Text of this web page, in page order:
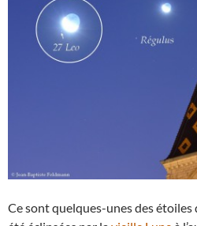
Ce sont quelques-unes des